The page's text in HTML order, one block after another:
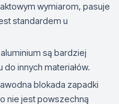
wymiarom, pasuje
standardem u
są bardziej
do innych materiałów.
blokada zapadki
nie jest powszechną